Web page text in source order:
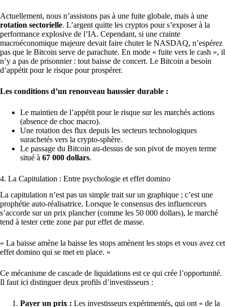
Actuellement, nous n’assistons pas à une fuite globale, mais à une
rotation sectorielle. L’argent quitte les cryptos pour s’exposer à la
performance explosive de l’IA. Cependant, si une crainte
macroéconomique majeure devait faire chuter le NASDAQ, n’espérez
pas que le Bitcoin serve de parachute. En mode « fuite vers le cash », il
n’y a pas de prisonnier : tout baisse de concert. Le Bitcoin a besoin
d’appétit pour le risque pour prospérer.
Les conditions d’un renouveau haussier durable :
Le maintien de l’appétit pour le risque sur les marchés actions
(absence de choc macro).
Une rotation des flux depuis les secteurs technologiques
surachetés vers la crypto-sphère.
Le passage du Bitcoin au-dessus de son pivot de moyen terme
situé à 67 000 dollars.
4. La Capitulation : Entre psychologie et effet domino
La capitulation n’est pas un simple trait sur un graphique ; c’est une
prophétie auto-réalisatrice. Lorsque le consensus des influenceurs
s’accorde sur un prix plancher (comme les 50 000 dollars), le marché
tend à tester cette zone par pur effet de masse.
« La baisse amène la baisse les stops amènent les stops et vous avez cet
effet domino qui se met en place. »
Ce mécanisme de cascade de liquidations est ce qui crée l’opportunité.
Il faut ici distinguer deux profils d’investisseurs :
Payer un prix : Les investisseurs expérimentés, qui ont « de la